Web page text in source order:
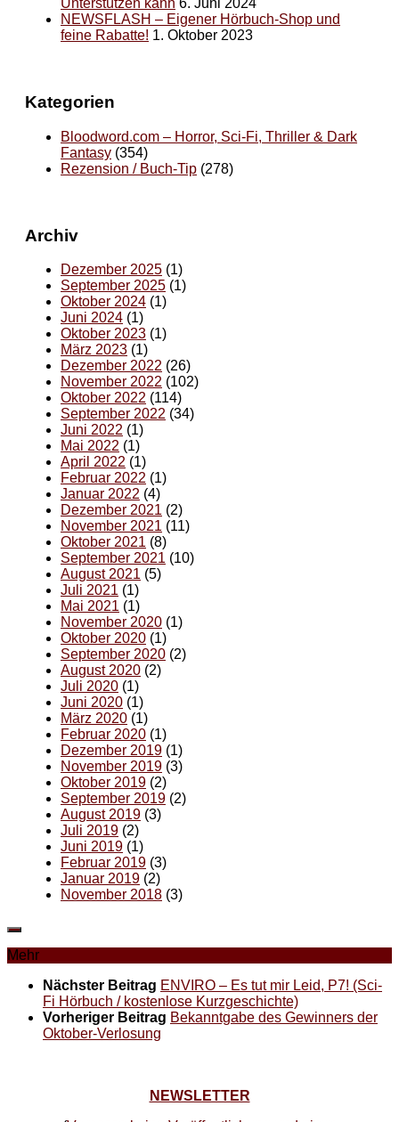
Unterstützen kann 6. Juni 2024
NEWSFLASH – Eigener Hörbuch-Shop und
feine Rabatte! 1. Oktober 2023
Kategorien
Bloodword.com – Horror, Sci-Fi, Thriller & Dark
Fantasy (354)
Rezension / Buch-Tip (278)
Archiv
Dezember 2025 (1)
September 2025 (1)
Oktober 2024 (1)
Juni 2024 (1)
Oktober 2023 (1)
März 2023 (1)
Dezember 2022 (26)
November 2022 (102)
Oktober 2022 (114)
September 2022 (34)
Juni 2022 (1)
Mai 2022 (1)
April 2022 (1)
Februar 2022 (1)
Januar 2022 (4)
Dezember 2021 (2)
November 2021 (11)
Oktober 2021 (8)
September 2021 (10)
August 2021 (5)
Juli 2021 (1)
Mai 2021 (1)
November 2020 (1)
Oktober 2020 (1)
September 2020 (2)
August 2020 (2)
Juli 2020 (1)
Juni 2020 (1)
März 2020 (1)
Februar 2020 (1)
Dezember 2019 (1)
November 2019 (3)
Oktober 2019 (2)
September 2019 (2)
August 2019 (3)
Juli 2019 (2)
Juni 2019 (1)
Februar 2019 (3)
Januar 2019 (2)
November 2018 (3)
Mehr
Nächster Beitrag ENVIRO – Es tut mir Leid, P7! (Sci-
Fi Hörbuch / kostenlose Kurzgeschichte)
Vorheriger Beitrag Bekanntgabe des Gewinners der
Oktober-Verlosung
NEWSLETTER